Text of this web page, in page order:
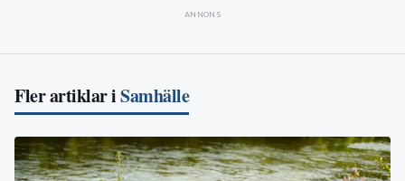
ANNONS
Fler artiklar iSamhälle